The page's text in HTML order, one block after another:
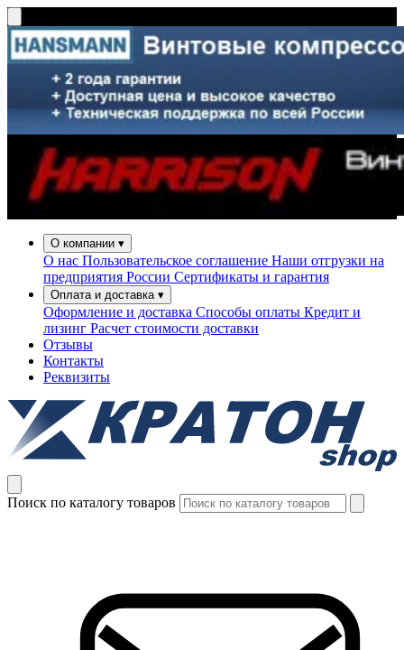
О компании ▾
О нас Пользовательское соглашение Наши отгрузки на
предприятия России Сертификаты и гарантия
Оплата и доставка ▾
Оформление и доставка Способы оплаты Кредит и
лизинг Расчет стоимости доставки
Отзывы
Контакты
Реквизиты
Поиск по каталогу товаров